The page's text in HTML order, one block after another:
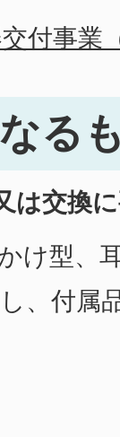
付事業
る
は交換
け型、
、付属